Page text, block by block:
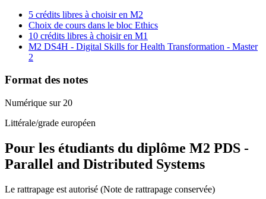
5 crédits libres à choisir en M2
Choix de cours dans le bloc Ethics
10 crédits libres à choisir en M1
M2 DS4H - Digital Skills for Health Transformation - Master
2
Format des notes
Numérique sur 20
Littérale/grade européen
Pour les étudiants du diplôme M2 PDS -
Parallel and Distributed Systems
Le rattrapage est autorisé (Note de rattrapage conservée)